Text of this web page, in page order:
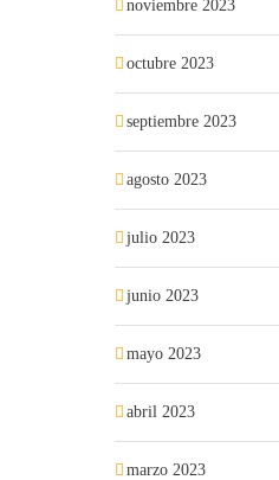
noviembre 2023
octubre 2023
septiembre 2023
agosto 2023
julio 2023
junio 2023
mayo 2023
abril 2023
marzo 2023